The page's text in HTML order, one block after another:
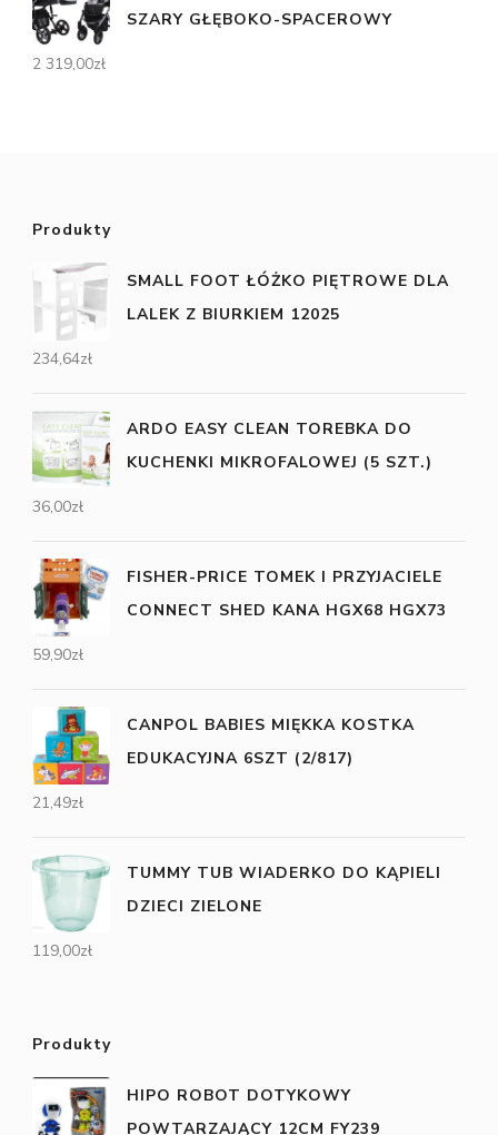
SZARY GŁĘBOKO-SPACEROWY
2 319,00zł
Produkty
SMALL FOOT ŁÓŻKO PIĘTROWE DLA
LALEK Z BIURKIEM 12025
234,64zł
ARDO EASY CLEAN TOREBKA DO
KUCHENKI MIKROFALOWEJ (5 SZT.)
36,00zł
FISHER-PRICE TOMEK I PRZYJACIELE
CONNECT SHED KANA HGX68 HGX73
59,90zł
CANPOL BABIES MIĘKKA KOSTKA
EDUKACYJNA 6SZT (2/817)
21,49zł
TUMMY TUB WIADERKO DO KĄPIELI
DZIECI ZIELONE
119,00zł
Produkty
HIPO ROBOT DOTYKOWY
POWTARZAJĄCY 12CM FY239